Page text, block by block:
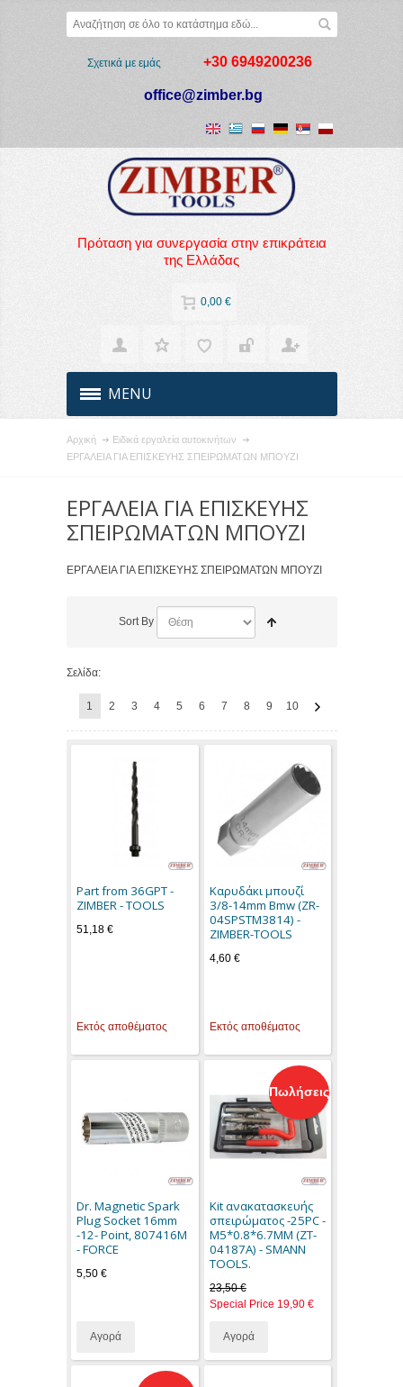
Σχετικά με εμάς +30 6949200236
office@zimber.bg
Πρόταση για συνεργασία στην επικράτεια
της Ελλάδας
0,00 €
MENU
Αρχική
Ειδικά εργαλεία αυτοκινήτων
ΕΡΓΑΛΕΙΑ ΓΙΑ ΕΠΙΣΚΕΥΗΣ ΣΠΕΙΡΩΜΑΤΩΝ ΜΠΟΥΖΙ
ΕΡΓΑΛΕΙΑ ΓΙΑ ΕΠΙΣΚΕΥΗΣ
ΣΠΕΙΡΩΜΑΤΩΝ ΜΠΟΥΖΙ
ΕΡΓΑΛΕΙΑ ΓΙΑ ΕΠΙΣΚΕΥΗΣ ΣΠΕΙΡΩΜΑΤΩΝ ΜΠΟΥΖΙ
Sort By
Σελίδα:
1 2 3 4 5 6 7 8 9 10
Part from 36GPT -
ZIMBER - TOOLS
51,18 €
Εκτός αποθέματος
Καρυδάκι μπουζί
3/8-14mm Bmw (ZR-
04SPSTM3814) -
ZIMBER-TOOLS
4,60 €
Εκτός αποθέματος
Dr. Magnetic Spark
Plug Socket 16mm
-12- Point, 807416M
- FORCE
5,50 €
Αγορά
Πωλήσεις
Kit ανακατασκευής
σπειρώματος -25PC -
M5*0.8*6.7MM (ZT-
04187A) - SMANN
TOOLS.
23,50 €
Special Price 19,90 €
Αγορά